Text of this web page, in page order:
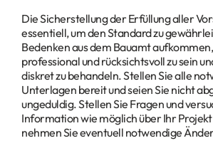
Die Sicherstellung der Erfüllung aller
essentiell, um den Standard zu
Bedenken aus dem Bauamt
professional und rücksichtsvoll zu sein
diskret zu behandeln. Stellen Sie alle
Unterlagen bereit und seien Sie nicht
ungeduldig. Stellen Sie Fragen und
Information wie möglich über Ihr
nehmen Sie eventuell notwendige